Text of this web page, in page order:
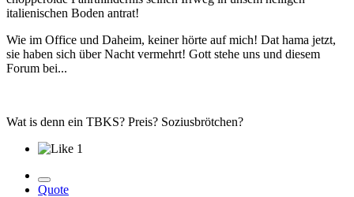
italienischen Boden antrat!
Wie im Office und Daheim, keiner hörte auf mich! Dat hama jetzt,
sie haben sich über Nacht vermehrt! Gott stehe uns und diesem
Forum bei...
Wat is denn ein TBKS? Preis? Soziusbrötchen?
1
Quote